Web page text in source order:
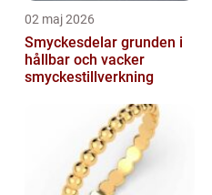
02 maj 2026
Smyckesdelar grunden i
hållbar och vacker
smyckestillverkning